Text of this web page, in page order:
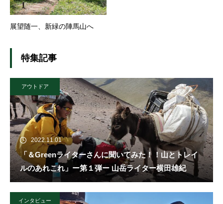
展望随一、新緑の陣馬山へ
特集記事
アウトドア
2022.11.01
「＆Greenライターさんに聞いてみた！！山とトレイ
ルのあれこれ」ー第１弾ー 山岳ライター横田雄紀
インタビュー